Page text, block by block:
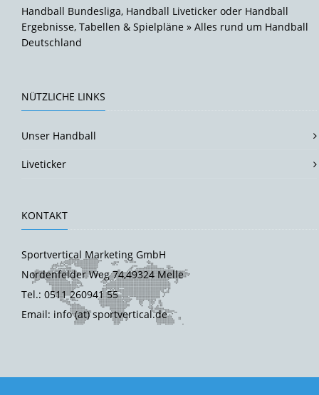
Handball Bundesliga, Handball Liveticker oder Handball
Ergebnisse, Tabellen & Spielpläne » Alles rund um Handball
Deutschland
NÜTZLICHE LINKS
Unser Handball
Liveticker
KONTAKT
Sportvertical Marketing GmbH
Nordenfelder Weg 74,49324 Melle
Tel.: 0511 260941 55
Email: info (at) sportvertical.de